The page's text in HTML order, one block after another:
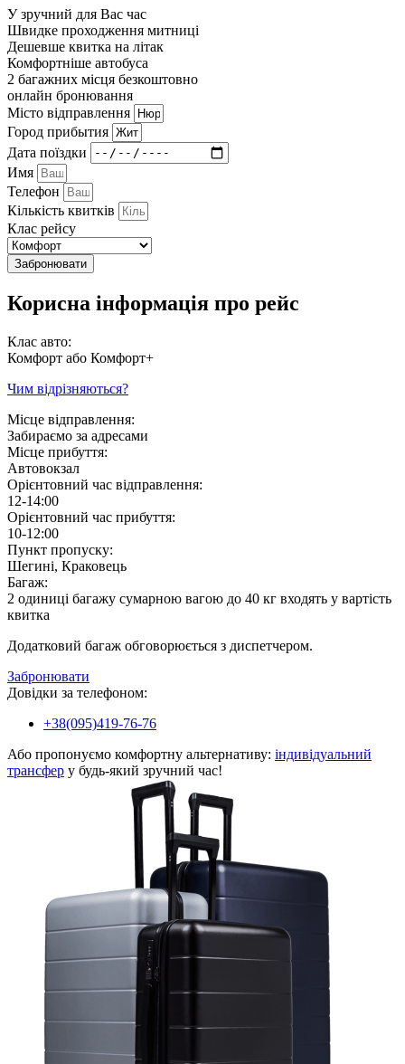
У зручний для Вас час
Швидке проходження митниці
Дешевше квитка на літак
Комфортніше автобуса
2 багажних місця безкоштовно
онлайн бронювання
Мiсто вiдправлення
Город прибытия
Дата поїздки
Имя
Телефон
Кількість квитків
Клас рейсу
Забронювати
Корисна інформація про рейс
Клас авто:
Комфорт або Комфорт+
Чим відрізняються?
Місце відправлення:
Забираємо за адресами
Місце прибуття:
Автовокзал
Орієнтовний час відправлення:
12-14:00
Орієнтовний час прибуття:
10-12:00
Пункт пропуску:
Шегині, Краковець
Багаж:
2 одиниці багажу сумарною вагою до 40 кг входять у вартість
квитка
Додатковий багаж обговорюється з диспетчером.
Забронювати
Довідки за телефоном:
+38(095)419-76-76
Або пропонуємо комфортну альтернативу: індивідуальний
трансфер у будь-який зручний час!